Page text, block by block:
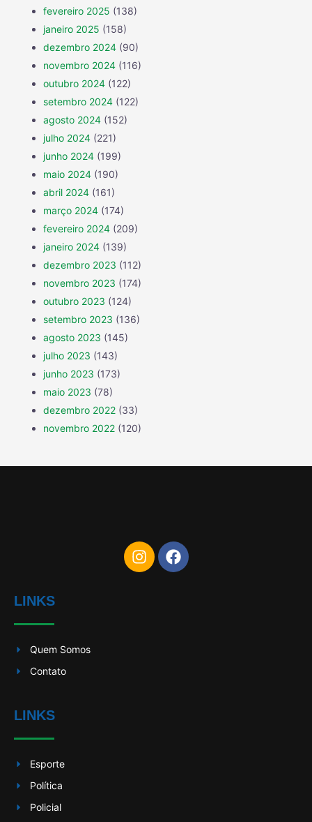
fevereiro 2025 (138)
janeiro 2025 (158)
dezembro 2024 (90)
novembro 2024 (116)
outubro 2024 (122)
setembro 2024 (122)
agosto 2024 (152)
julho 2024 (221)
junho 2024 (199)
maio 2024 (190)
abril 2024 (161)
março 2024 (174)
fevereiro 2024 (209)
janeiro 2024 (139)
dezembro 2023 (112)
novembro 2023 (174)
outubro 2023 (124)
setembro 2023 (136)
agosto 2023 (145)
julho 2023 (143)
junho 2023 (173)
maio 2023 (78)
dezembro 2022 (33)
novembro 2022 (120)
LINKS
Quem Somos
Contato
LINKS
Esporte
Política
Policial